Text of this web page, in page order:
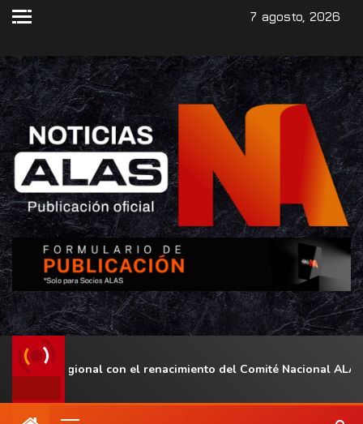
7 agosto, 2026
regional con el renacimiento del Comité Nacional ALAS